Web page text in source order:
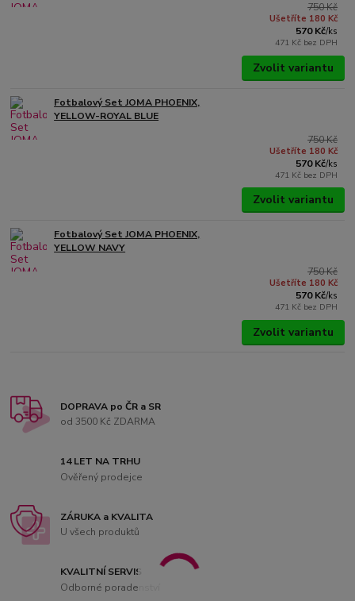
750 Kč
Ušetříte 180 Kč
570 Kč/ks
471 Kč bez DPH
Zvolit variantu
Fotbalový Set JOMA PHOENIX,
YELLOW-ROYAL BLUE
750 Kč
Ušetříte 180 Kč
570 Kč/ks
471 Kč bez DPH
Zvolit variantu
Fotbalový Set JOMA PHOENIX,
YELLOW NAVY
750 Kč
Ušetříte 180 Kč
570 Kč/ks
471 Kč bez DPH
Zvolit variantu
DOPRAVA po ČR a SR
od 3500 Kč ZDARMA
14 LET NA TRHU
Ověřený prodejce
ZÁRUKA a KVALITA
U všech produktů
KVALITNÍ SERVIS
Odborné poradenství